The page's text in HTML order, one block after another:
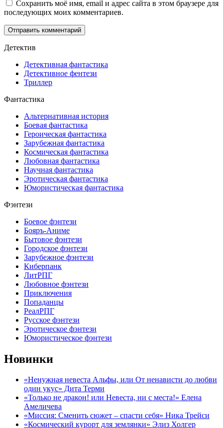
Сохранить моё имя, email и адрес сайта в этом браузере для
последующих моих комментариев.
Детектив
Детективная фантастика
Детективное фентези
Триллер
Фантастика
Альтернативная история
Боевая фантастика
Героическая фантастика
Зарубежная фантастика
Космическая фантастика
Любовная фантастика
Научная фантастика
Эротическая фантастика
Юмористическая фантастика
Фэнтези
Боевое фэнтези
Бояръ-Аниме
Бытовое фэнтези
Городское фэнтези
Зарубежное фэнтези
Киберпанк
ЛитРПГ
Любовное фэнтези
Приключения
Попаданцы
РеалРПГ
Русское фэнтези
Эротическое фэнтези
Юмористическое фэнтези
Новинки
«Ненужная невеста Альфы, или От ненависти до любви
один укус» Дита Терми
«Только не дракон! или Невеста, ни с места!» Елена
Амеличева
«Миссия: Сменить сюжет – спасти себя» Ника Трейси
«Космический курорт для землянки» Элиз Холгер